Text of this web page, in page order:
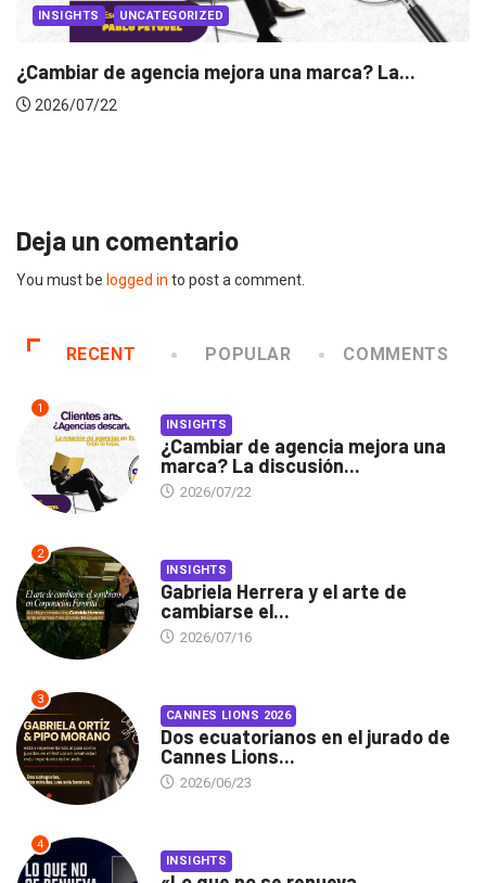
UNCATEGORIZED
de agencia mejora una marca? La...
22
Deja un comentario
You must be logged in to post a comment.
RECENT POPULAR COMMENTS
1
INSIGHTS
¿Cambiar de agencia mejora una
marca? La discusión...
2026/07/22
2
INSIGHTS
Gabriela Herrera y el arte de
cambiarse el...
2026/07/16
3
CANNES LIONS 2026
Dos ecuatorianos en el jurado de
Cannes Lions...
2026/06/23
4
INSIGHTS